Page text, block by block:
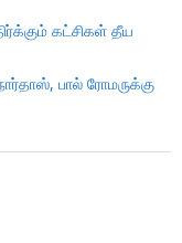
கட்சிகள் தீய
பால் ரோமருக்கு